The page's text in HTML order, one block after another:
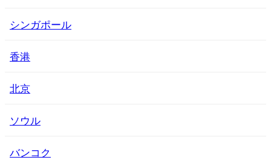
シンガポール
香港
北京
ソウル
バンコク